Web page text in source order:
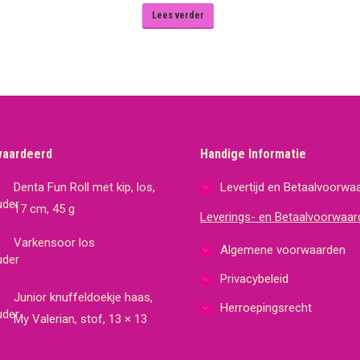
Lees verder
Denta Fun Roll met kip, los,
17 cm, 45 g
Varkensoor los
Junior knuffeldoekje haas,
My Valerian, stof, 13 × 13
Handige Informatie
Levertijd en
Leverings- en
Algemene voorwaarden
Privacybeleid
Herroepingsrecht